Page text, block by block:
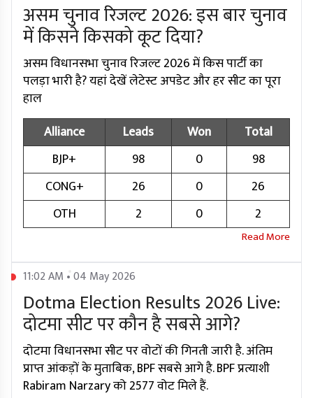
असम चुनाव रिजल्ट 2026: इस बार चुनाव
में किसने किसको कूट दिया?
असम विधानसभा चुनाव रिजल्ट 2026 में किस पार्टी का
पलड़ा भारी है? यहां देखें लेटेस्ट अपडेट और हर सीट का पूरा
हाल
Alliance
Leads Won
Total
BJP+
98 0
98
CONG+
26 0
26
OTH
2 0 2
11:02 AM • 04 May 2026
Dotma Election Results 2026 Live:
दोटमा सीट पर कौन है सबसे आगे?
दोटमा विधानसभा सीट पर वोटों की गिनती जारी है. अंतिम
प्राप्त आंकड़ों के मुताबिक, BPF सबसे आगे है. BPF प्रत्याशी
Rabiram Narzary को 2577 वोट मिले हैं.